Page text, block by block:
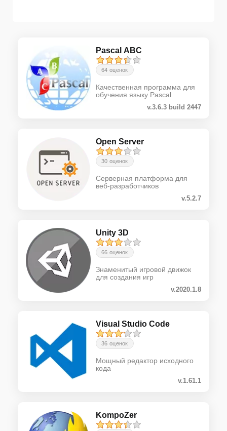
Pascal ABC
64 оценок
Качественная программа для
обучения языку Pascal
v.3.6.3 build 2447
Open Server
30 оценок
Серверная платформа для
веб-разработчиков
v.5.2.7
Unity 3D
66 оценок
Знаменитый игровой движок
для создания игр
v.2020.1.8
Visual Studio Code
36 оценок
Мощный редактор исходного
кода
v.1.61.1
KompoZer